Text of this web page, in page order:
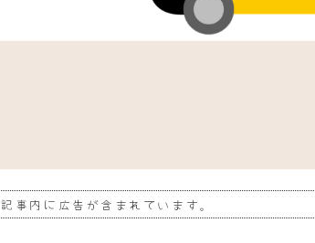
記事内に広告が含まれています。